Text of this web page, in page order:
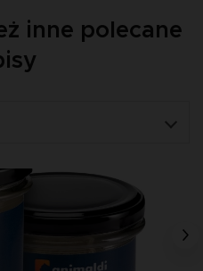
inne polecane